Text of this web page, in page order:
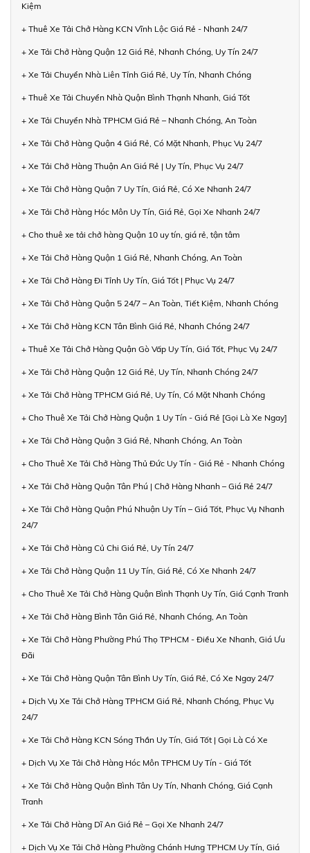
Kiệm
+ Thuê Xe Tải Chở Hàng KCN Vĩnh Lộc Giá Rẻ - Nhanh 24/7
+ Xe Tải Chở Hàng Quận 12 Giá Rẻ, Nhanh Chóng, Uy Tín 24/7
+ Xe Tải Chuyển Nhà Liên Tỉnh Giá Rẻ, Uy Tín, Nhanh Chóng
+ Thuê Xe Tải Chuyển Nhà Quận Bình Thạnh Nhanh, Giá Tốt
+ Xe Tải Chuyển Nhà TPHCM Giá Rẻ – Nhanh Chóng, An Toàn
+ Xe Tải Chở Hàng Quận 4 Giá Rẻ, Có Mặt Nhanh, Phục Vụ 24/7
+ Xe Tải Chở Hàng Thuận An Giá Rẻ | Uy Tín, Phục Vụ 24/7
+ Xe Tải Chở Hàng Quận 7 Uy Tín, Giá Rẻ, Có Xe Nhanh 24/7
+ Xe Tải Chở Hàng Hóc Môn Uy Tín, Giá Rẻ, Gọi Xe Nhanh 24/7
+ Cho thuê xe tải chở hàng Quận 10 uy tín, giá rẻ, tận tâm
+ Xe Tải Chở Hàng Quận 1 Giá Rẻ, Nhanh Chóng, An Toàn
+ Xe Tải Chở Hàng Đi Tỉnh Uy Tín, Giá Tốt | Phục Vụ 24/7
+ Xe Tải Chở Hàng Quận 5 24/7 – An Toàn, Tiết Kiệm, Nhanh Chóng
+ Xe Tải Chở Hàng KCN Tân Bình Giá Rẻ, Nhanh Chóng 24/7
+ Thuê Xe Tải Chở Hàng Quận Gò Vấp Uy Tín, Giá Tốt, Phục Vụ 24/7
+ Xe Tải Chở Hàng Quận 12 Giá Rẻ, Uy Tín, Nhanh Chóng 24/7
+ Xe Tải Chở Hàng TPHCM Giá Rẻ, Uy Tín, Có Mặt Nhanh Chóng
+ Cho Thuê Xe Tải Chở Hàng Quận 1 Uy Tín - Giá Rẻ [Gọi Là Xe Ngay]
+ Xe Tải Chở Hàng Quận 3 Giá Rẻ, Nhanh Chóng, An Toàn
+ Cho Thuê Xe Tải Chở Hàng Thủ Đức Uy Tín - Giá Rẻ - Nhanh Chóng
+ Xe Tải Chở Hàng Quận Tân Phú | Chở Hàng Nhanh – Giá Rẻ 24/7
+ Xe Tải Chở Hàng Quận Phú Nhuận Uy Tín – Giá Tốt, Phục Vụ Nhanh
24/7
+ Xe Tải Chở Hàng Củ Chi Giá Rẻ, Uy Tín 24/7
+ Xe Tải Chở Hàng Quận 11 Uy Tín, Giá Rẻ, Có Xe Nhanh 24/7
+ Cho Thuê Xe Tải Chở Hàng Quận Bình Thạnh Uy Tín, Giá Cạnh Tranh
+ Xe Tải Chở Hàng Bình Tân Giá Rẻ, Nhanh Chóng, An Toàn
+ Xe Tải Chở Hàng Phường Phú Thọ TPHCM - Điều Xe Nhanh, Giá Ưu
Đãi
+ Xe Tải Chở Hàng Quận Tân Bình Uy Tín, Giá Rẻ, Có Xe Ngay 24/7
+ Dịch Vụ Xe Tải Chở Hàng TPHCM Giá Rẻ, Nhanh Chóng, Phục Vụ
24/7
+ Xe Tải Chở Hàng KCN Sóng Thần Uy Tín, Giá Tốt | Gọi Là Có Xe
+ Dịch Vụ Xe Tải Chở Hàng Hóc Môn TPHCM Uy Tín - Giá Tốt
+ Xe Tải Chở Hàng Quận Bình Tân Uy Tín, Nhanh Chóng, Giá Cạnh
Tranh
+ Xe Tải Chở Hàng Dĩ An Giá Rẻ – Gọi Xe Nhanh 24/7
+ Dịch Vụ Xe Tải Chở Hàng Phường Chánh Hưng TPHCM Uy Tín, Giá